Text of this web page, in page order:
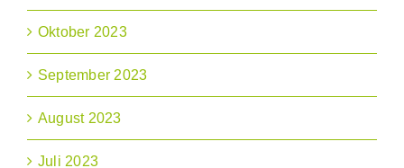
Oktober 2023
September 2023
August 2023
Juli 2023